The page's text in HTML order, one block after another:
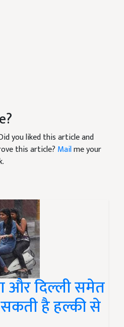
you liked this article and
this article? Mailme your
और दिल्ली समेत
सकती है हल्की से